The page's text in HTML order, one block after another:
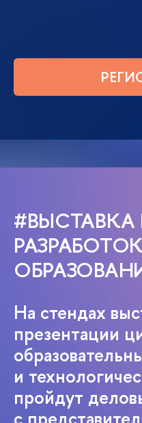
На стендах
презентации
и
пройдут
с